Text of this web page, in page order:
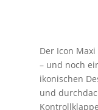
Der Icon
– und noch
ikonischen
und